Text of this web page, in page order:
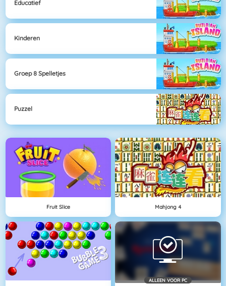
Educatief
Kinderen
Groep 8 Spelletjes
Puzzel
Fruit Slice Mahjong 4
ALLEEN VOOR PC